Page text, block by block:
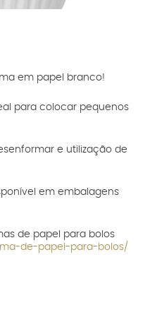
em papel branco!
para colocar pequenos
e utilização de
em embalagens
de papel para bolos
de-papel-para-bolos/